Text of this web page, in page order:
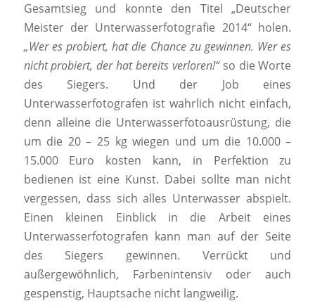
Gesamtsieg und konnte den Titel „Deutscher
Meister der Unterwasserfotografie 2014“ holen.
„Wer es probiert, hat die Chance zu gewinnen. Wer es
nicht probiert, der hat bereits verloren!“so die Worte
des Siegers. Und der Job eines
Unterwasserfotografen ist wahrlich nicht einfach,
denn alleine die Unterwasserfotoausrüstung, die
um die 20 – 25 kg wiegen und um die 10.000 –
15.000 Euro kosten kann, in Perfektion zu
bedienen ist eine Kunst. Dabei sollte man nicht
vergessen, dass sich alles Unterwasser abspielt.
Einen kleinen Einblick in die Arbeit eines
Unterwasserfotografen kann man auf der Seite
des Siegers gewinnen. Verrückt und
außergewöhnlich, Farbenintensiv oder auch
gespenstig, Hauptsache nicht langweilig.